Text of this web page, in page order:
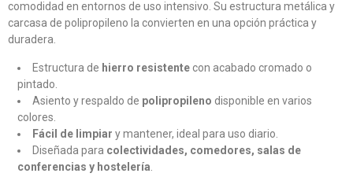
comodidad en entornos de uso intensivo. Su estructura metálica y
carcasa de polipropileno la convierten en una opción práctica y
duradera.
Estructura de hierro resistente con acabado cromado o
pintado.
Asiento y respaldo de polipropileno disponible en varios
colores.
Fácil de limpiar y mantener, ideal para uso diario.
Diseñada para colectividades, comedores, salas de
conferencias y hostelería